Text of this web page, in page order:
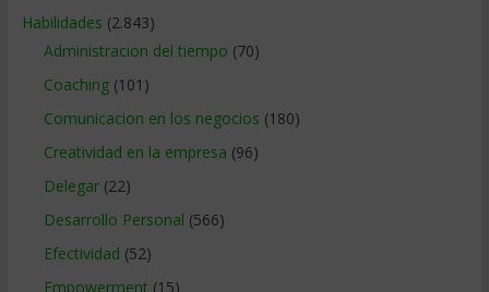
Habilidades (2.843)
Administracion del tiempo (70)
Coaching(101)
Comunicacion en los negocios (180)
Creatividad en la empresa (96)
Delegar(22)
Desarrollo Personal (566)
Efectividad (52)
Empowerment (15)